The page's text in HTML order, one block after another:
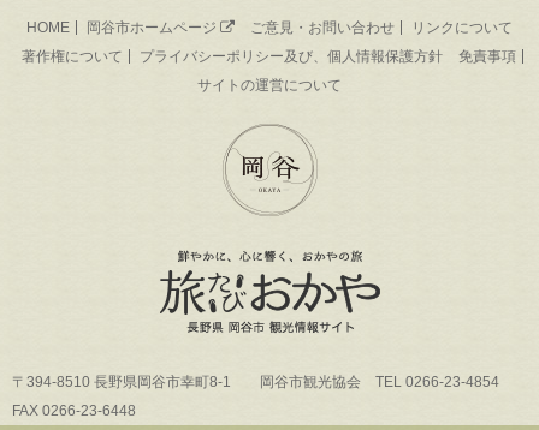
HOME 岡谷市ホームページ ご意見・お問い合わせ
リンクについて
著作権について
プライバシーポリシー及び、個人情報保護方針
免責事項
サイトの運営について
〒394-8510 長野県岡谷市幸町8-1 岡谷市観光協会 TEL 0266-23-4854
FAX 0266-23-6448